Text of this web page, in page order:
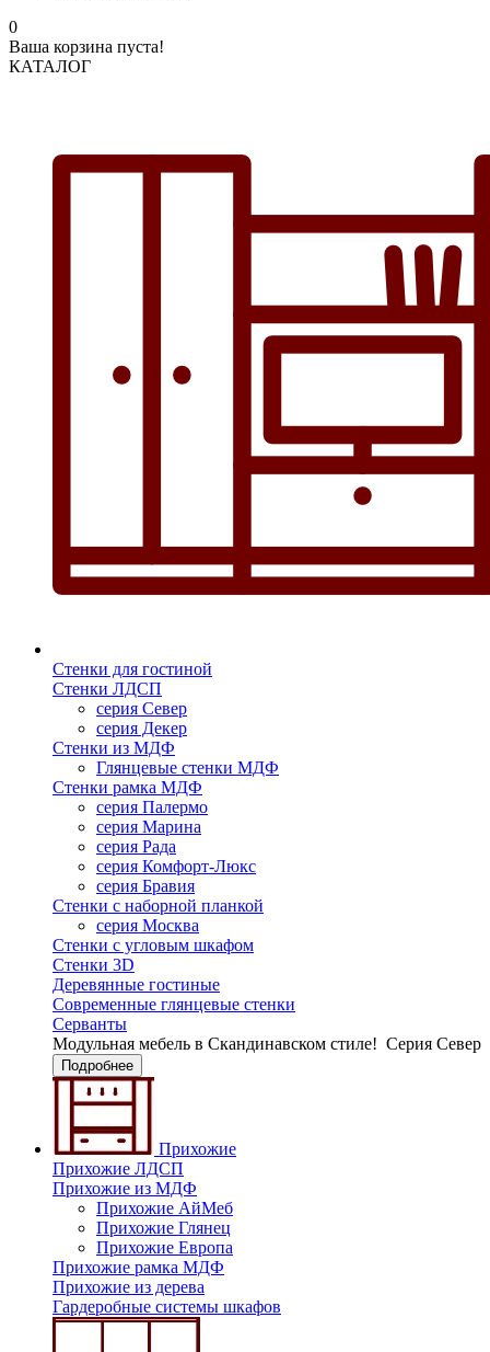
0
Ваша корзина пуста!
КАТАЛОГ
Стенки для гостиной
Стенки ЛДСП
серия Север
серия Декер
Стенки из МДФ
Глянцевые стенки МДФ
Стенки рамка МДФ
серия Палермо
серия Марина
серия Рада
серия Комфорт-Люкс
серия Бравия
Стенки с наборной планкой
серия Москва
Стенки с угловым шкафом
Стенки 3D
Деревянные гостиные
Современные глянцевые стенки
Серванты
Модульная мебель в Скандинавском стиле! Серия Север
Подробнее
Прихожие
Прихожие ЛДСП
Прихожие из МДФ
Прихожие АйМеб
Прихожие Глянец
Прихожие Европа
Прихожие рамка МДФ
Прихожие из дерева
Гардеробные системы шкафов